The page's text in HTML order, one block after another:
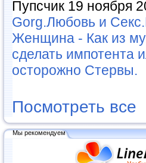
Пупсчик 19 ноября
Gorg.Любовь и
Женщина - Как из
сделать импотента
осторожно Стервы.
Посмотреть все
Мы рекомендуем